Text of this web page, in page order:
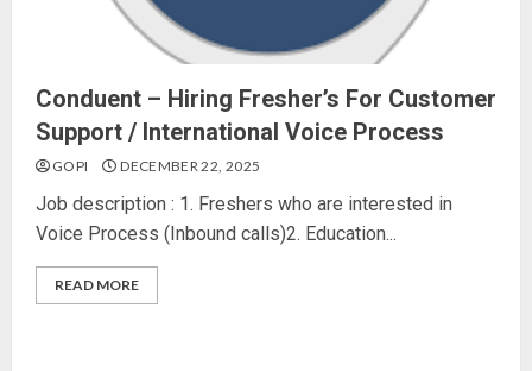
Conduent – Hiring Fresher’s For Customer
Support / International Voice Process
GOPI DECEMBER 22, 2025
Job description : 1. Freshers who are interested in
Voice Process (Inbound calls)2. Education...
READ MORE